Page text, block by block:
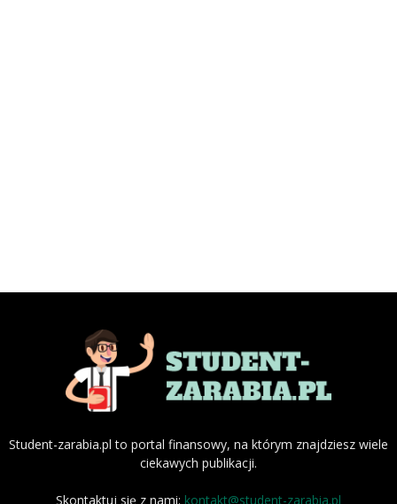
Student-zarabia.pl to portal finansowy, na którym znajdziesz wiele
ciekawych publikacji.
Skontaktuj się z nami: kontakt@student-zarabia.pl